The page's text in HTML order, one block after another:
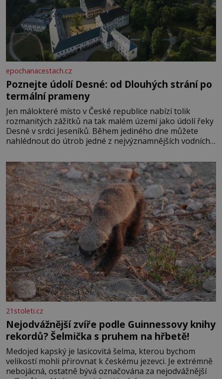
epochanacestach.cz
Poznejte údolí Desné: od Dlouhých strání po
termální prameny
Jen málokteré místo v České republice nabízí tolik
rozmanitých zážitků na tak malém území jako údolí řeky
Desné v srdci Jeseníků. Během jediného dne můžete
nahlédnout do útrob jedné z nejvýznamnějších vodních
se na koloběžce a den zakončit poznáváním památek ve
Velkých Losinách nebo v termálním
21stoleti.cz
Nejodvážnější zvíře podle Guinnessovy knihy
rekordů? Šelmička s pruhem na hřbetě!
Medojed kapský je lasicovitá šelma, kterou bychom
velikostí mohli přirovnat k českému jezevci. Je extrémně
nebojácná, ostatně bývá označována za nejodvážnější